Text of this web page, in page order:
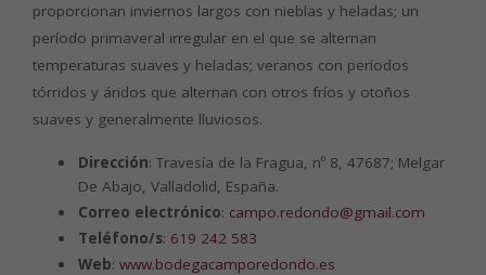
proporcionan inviernos largos con nieblas y heladas; un
período primaveral irregular en el que se alternan
temperaturas suaves y heladas; veranos con períodos
tórridos y áridos que alternan con otros fríos y otoños
suaves y generalmente lluviosos.
Dirección: Travesía de la Fragua, nº 8, 47687; Melgar
De Abajo, Valladolid, España.
Correo electrónico: campo.redondo@gmail.com
Teléfono/s: 619 242 583
Web: www.bodegacamporedondo.es